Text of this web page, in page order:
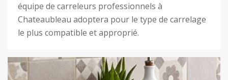
équipe de carreleurs professionnels à
Chateaubleau adoptera pour le type de carrelage
le plus compatible et approprié.